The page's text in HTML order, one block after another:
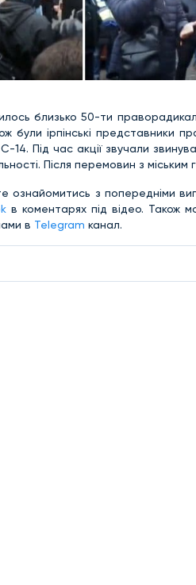
близько 50-ти
були ірпінські представники
14. Під час акції звучали
Після перемовин з
ознайомитись з попередніми
в коментарях під відео. Також
в Telegram канал.